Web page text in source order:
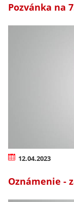
Pozvánka na
12.04.2023
Oznámenie -